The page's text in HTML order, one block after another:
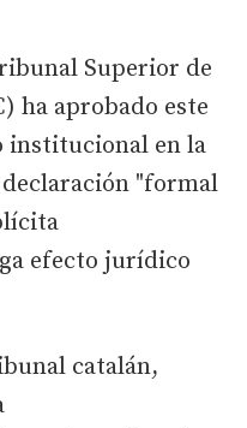
Superior de
ha aprobado este
institucional en la
"formal
efecto jurídico
catalán,